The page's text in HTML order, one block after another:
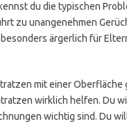
du die typischen
zu unangenehmen
ärgerlich für
mit einer Oberfläche
wirklich helfen. Du
wichtig sind. Du